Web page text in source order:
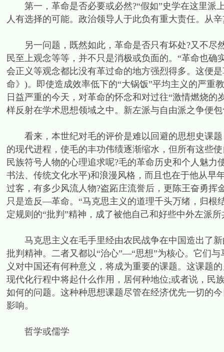
第一，革命是否必要或必然?“假如”史学在这里派
人有选择的可能。政治领导人于此负有重大责任。从
另一问题，既然如此，革命是否只有坏处?又不尽
民至上观念等等，并不只是消极或负面的。“革命也
会正义等观念都比没有革过命的地方强烈得多。这便
命》)。即使造成效率低下的“大锅饭”平均主义的严重
日益严重的今天，对革命的怀念和对过往“激情燃烧
样反射在学术思想领域之中。新左派与自由派之争便
看来，本世纪对毛的评价是难以回避的思想史课题
的现代进程，使毛的丰功伟绩逐渐缩水，但所有这些
民族符号人物的心理追求呢?毛的革命历史和个人魅
书法、传统文化水平)和浪漫风格，而且也在于他从早
过客，有多少风流人物?盗跖庄流誉后，更陈王奋勇挥
只是造反—革命。“马克思主义的道理千头万绪，归根
定规则的“批判”精神，成了被他自己和好些中外左派
马克思主义在毛手里经由农民战争在中国造出了新
批判精神。二者又都以“治心”—“思想”为核心。它们
义对中国还有何种意义，将成为重要的课题。这课题
现代化行程中将起什么作用，居何种地位;或者说，民
如何的问题。这种种思想课题尽管在经济优先一切的
影响。
哲学或儒学